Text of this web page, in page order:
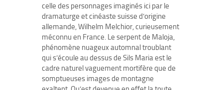
celle des personnages imaginés ici par le
dramaturge et cinéaste suisse d’origine
allemande, Wilhelm Melchior, curieusement
méconnu en France. Le serpent de Maloja,
phénomène nuageux automnal troublant
qui s’écoule au dessus de Sils Maria est le
cadre naturel vaguement mortifère que de
somptueuses images de montagne